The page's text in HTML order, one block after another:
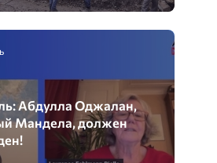
Абдулла Оджалан,
Мандела, должен